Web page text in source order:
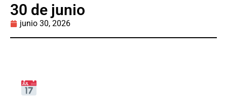
30 de junio
junio 30, 2026